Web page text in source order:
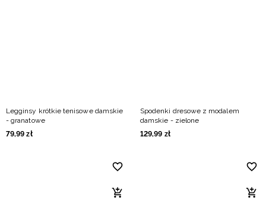
Legginsy krótkie tenisowe damskie
- granatowe
79,99 zł
Spodenki dresowe z modalem
damskie - zielone
129,99 zł